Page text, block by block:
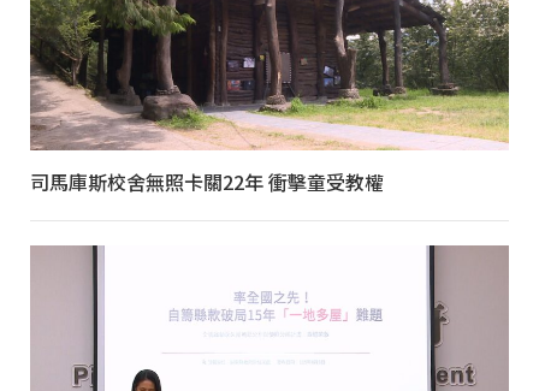
司馬庫斯校舍無照卡關22年 衝擊童受教權